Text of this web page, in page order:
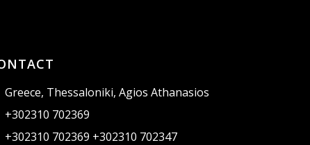
Greece, Thessaloniki, Agios Athanasios
+302310 702369
+302310 702369 +302310 702347